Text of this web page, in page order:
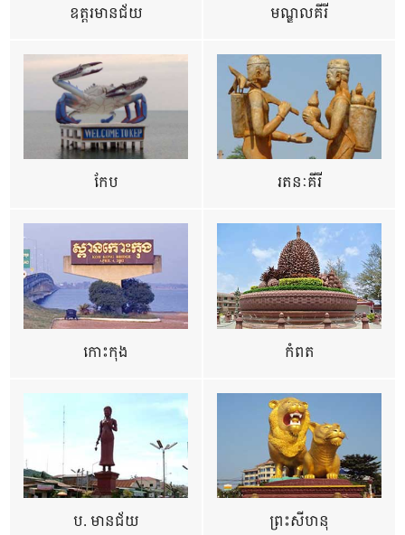
ឧត្ដរមានជ័យ មណ្ឌលគីរី
កែប រតនៈគីរី
កោះកុង កំពត
ប. មានជ័យ ព្រះសីហនុ